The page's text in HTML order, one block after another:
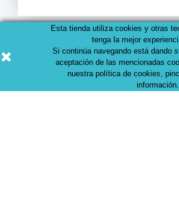
Esta tienda utiliza cookies y otras
tenga la mejor
Si continúa navegando está dando
aceptación de las mencionadas
nuestra política de cookies,
información.